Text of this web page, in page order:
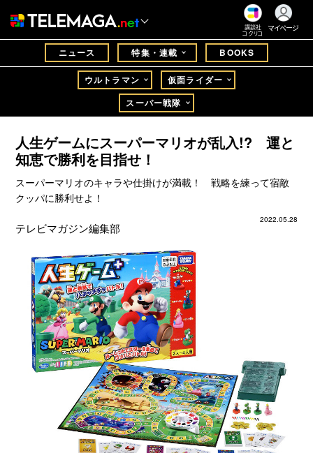
講談社
コクリコ
マイページ
ニュース 特集・連載 BOOKS
ウルトラマン
仮面ライダー
スーパー戦隊
人生ゲームにスーパーマリオが乱入!? 運と
知恵で勝利を目指せ！
スーパーマリオのキャラや仕掛けが満載！ 戦略を練って宿敵
クッパに勝利せよ！
2022.05.28
テレビマガジン編集部